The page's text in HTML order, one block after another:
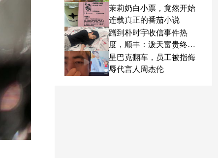
茉莉奶白小票，竟然开始
连载真正的番茄小说
蹭到朴时宇收信事件热
度，顺丰：泼天富贵终于
轮到我了
星巴克翻车，员工被指侮
辱代言人周杰伦